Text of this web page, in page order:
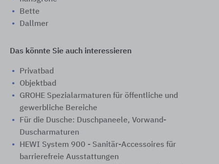
Bette
Dallmer
Das könnte Sie auch interessieren
Privatbad
Objektbad
GROHE Spezialarmaturen für öffentliche und
gewerbliche Bereiche
Für die Dusche: Duschpaneele, Vorwand-
Duscharmaturen
HEWI System 900 - Sanitär-Accessoires für
barrierefreie Ausstattungen